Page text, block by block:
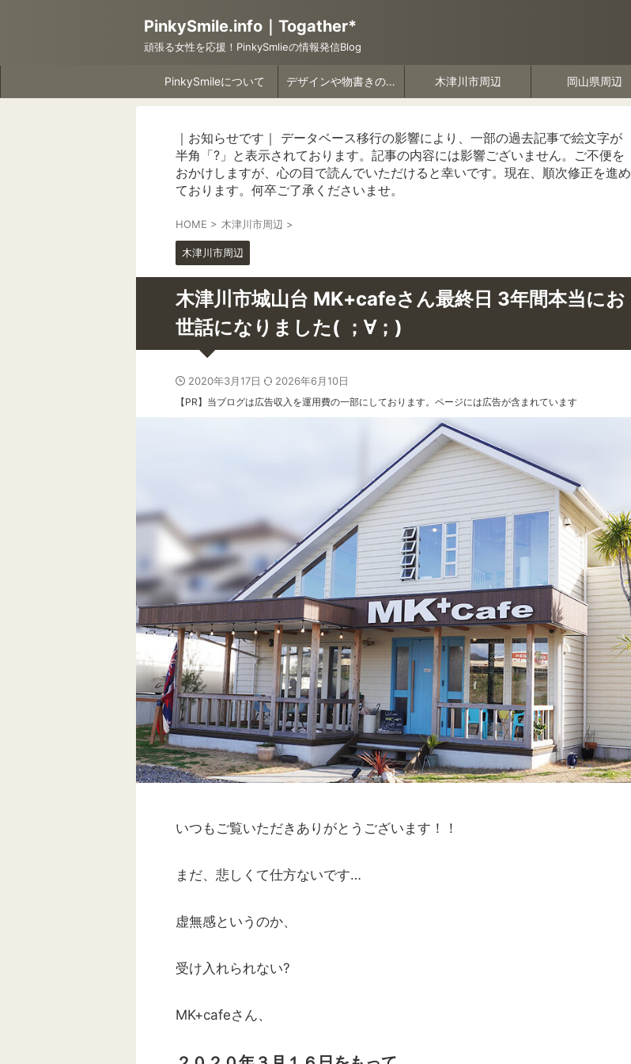
PinkySmile.info｜Togather*
頑張る女性を応援！PinkySmlieの情報発信Blog
PinkySmileについて デザインや物書きのこと 木津川市周辺 岡山県周辺
｜お知らせです｜ データベース移行の影響により、一部の過去記事で絵文字が
半角「?」と表示されております。記事の内容には影響ございません。ご不便を
おかけしますが、心の目で読んでいただけると幸いです。現在、順次修正を進め
ております。何卒ご了承くださいませ。
HOME > 木津川市周辺 >
木津川市周辺
木津川市城山台 MK+cafeさん最終日 3年間本当にお
世話になりました( ；∀；)
2020年3月17日 2026年6月10日
【PR】当ブログは広告収入を運用費の一部にしております。ページには広告が含まれています
いつもご覧いただきありがとうございます！！
まだ、悲しくて仕方ないです…
虚無感というのか、
受け入れられない?
MK+cafeさん、